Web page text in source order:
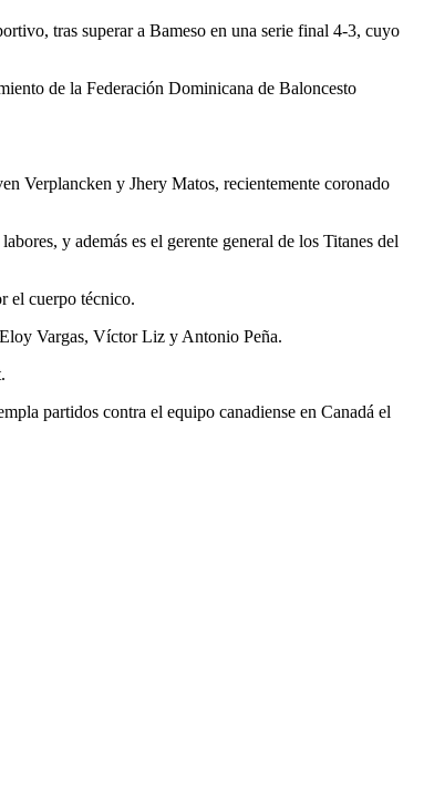
tras superar a Bameso en una serie final 4-3, cuyo
de la Federación Dominicana de Baloncesto
Verplancken y Jhery Matos, recientemente coronado
y además es el gerente general de los Titanes del
el cuerpo técnico.
Eloy Vargas, Víctor Liz y Antonio Peña.
partidos contra el equipo canadiense en Canadá el